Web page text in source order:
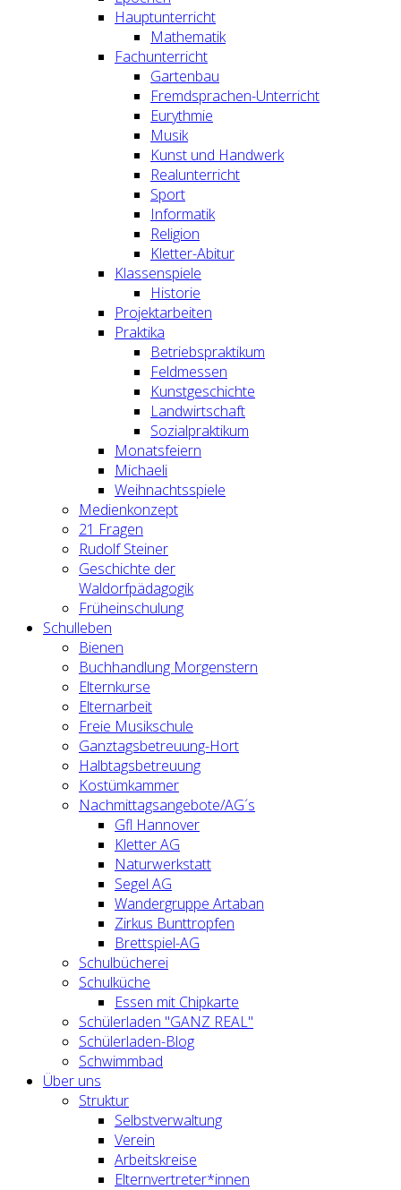
Hauptunterricht
Mathematik
Fachunterricht
Gartenbau
Fremdsprachen-Unterricht
Eurythmie
Musik
Kunst und Handwerk
Realunterricht
Sport
Informatik
Religion
Kletter-Abitur
Klassenspiele
Historie
Projektarbeiten
Praktika
Betriebspraktikum
Feldmessen
Kunstgeschichte
Landwirtschaft
Sozialpraktikum
Monatsfeiern
Michaeli
Weihnachtsspiele
Medienkonzept
21 Fragen
Rudolf Steiner
Geschichte der
Waldorfpädagogik
Früheinschulung
Schulleben
Bienen
Buchhandlung Morgenstern
Elternkurse
Elternarbeit
Freie Musikschule
Ganztagsbetreuung-Hort
Halbtagsbetreuung
Kostümkammer
Nachmittagsangebote/AG´s
Gfl Hannover
Kletter AG
Naturwerkstatt
Segel AG
Wandergruppe Artaban
Zirkus Bunttropfen
Brettspiel-AG
Schulbücherei
Schulküche
Essen mit Chipkarte
Schülerladen "GANZ REAL"
Schülerladen-Blog
Schwimmbad
Über uns
Struktur
Selbstverwaltung
Verein
Arbeitskreise
Elternvertreter*innen